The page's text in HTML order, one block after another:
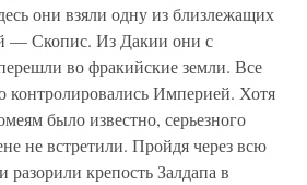
они взяли одну из близлежащих
— Скопис. Из Дакии они с
во фракийские земли. Все
контролировались Империей. Хотя
было известно, серьезного
не встретили. Пройдя через всю
крепость Залдапа в